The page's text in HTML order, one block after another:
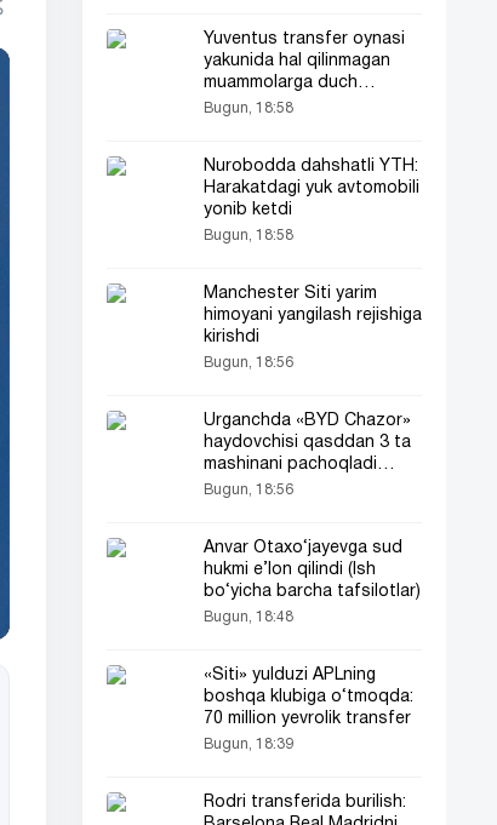
Yuventus transfer oynasi
yakunida hal qilinmagan
muammolarga duch
kelmoqda
Bugun, 18:58
Nurobodda dahshatli YTH:
Harakatdagi yuk avtomobili
yonib ketdi
Bugun, 18:58
Manchester Siti yarim
himoyani yangilash rejishiga
kirishdi
Bugun, 18:56
Urganchda «BYD Chazor»
haydovchisi qasddan 3 ta
mashinani pachoqladi
(video)
Bugun, 18:56
Anvar Otaxo‘jayevga sud
hukmi e’lon qilindi (Ish
bo‘yicha barcha tafsilotlar)
Bugun, 18:48
«Siti» yulduzi APLning
boshqa klubiga o‘tmoqda:
70 million yevrolik transfer
Bugun, 18:39
Rodri transferida burilish: